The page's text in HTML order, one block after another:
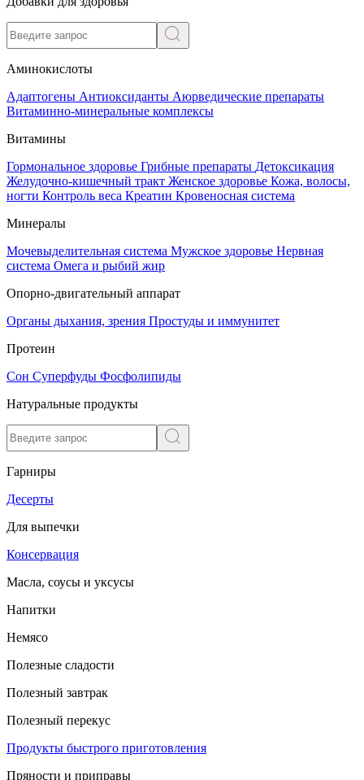
Аминокислоты
Адаптогены Антиоксиданты Аюрведические препараты
Витаминно-минеральные комплексы
Витамины
Гормональное здоровье Грибные препараты Детоксикация
Желудочно-кишечный тракт Женское здоровье Кожа, волосы,
ногти Контроль веса Креатин Кровеносная система
Минералы
Мочевыделительная система Мужское здоровье Нервная
система Омега и рыбий жир
Опорно-двигательный аппарат
Органы дыхания, зрения Простуды и иммунитет
Протеин
Сон Суперфуды Фосфолипиды
Натуральные продукты
Гарниры
Десерты
Для выпечки
Консервация
Масла, соусы и уксусы
Напитки
Немясо
Полезные сладости
Полезный завтрак
Полезный перекус
Продукты быстрого приготовления
Пряности и приправы